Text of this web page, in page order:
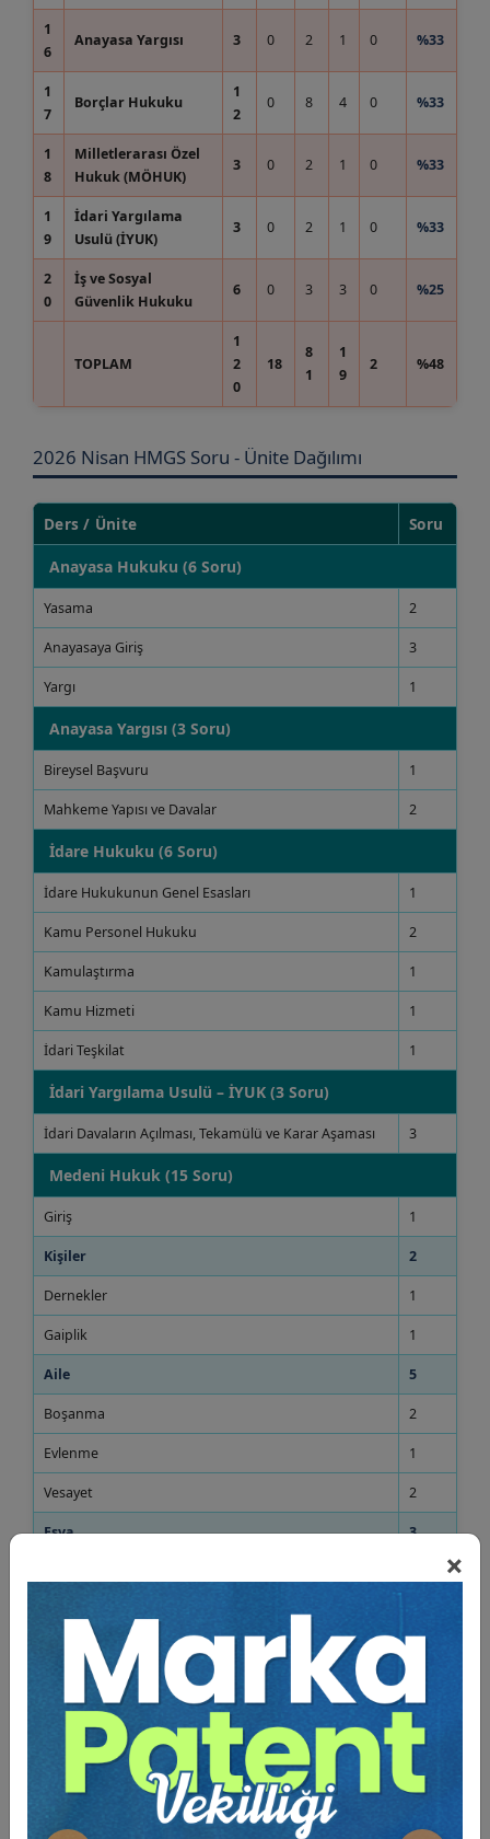
×
1
6
Anayasa Yargısı 3 0 2 1 0 %33
1
7
Borçlar Hukuku
1
2
0 8 4 0 %33
1
8
Milletlerarası Özel
Hukuk (MÖHUK)
3 0 2 1 0 %33
1
9
İdari Yargılama
Usulü (İYUK)
3 0 2 1 0 %33
2
0
İş ve Sosyal
Güvenlik Hukuku
6 0 3 3 0 %25
TOPLAM
1
2
0
18
8
1
1
9
2 %48
2026 Nisan HMGS Soru - Ünite Dağılımı
Ders / Ünite Soru
Anayasa Hukuku (6 Soru)
Yasama 2
Anayasaya Giriş 3
Yargı 1
Anayasa Yargısı (3 Soru)
Bireysel Başvuru 1
Mahkeme Yapısı ve Davalar 2
İdare Hukuku (6 Soru)
İdare Hukukunun Genel Esasları 1
Kamu Personel Hukuku 2
Kamulaştırma 1
Kamu Hizmeti 1
İdari Teşkilat 1
İdari Yargılama Usulü – İYUK (3 Soru)
İdari Davaların Açılması, Tekamülü ve Karar Aşaması 3
Medeni Hukuk (15 Soru)
Giriş 1
Kişiler 2
Dernekler 1
Gaiplik 1
Aile 5
Boşanma 2
Evlenme 1
Vesayet 2
Eşya 3
Taşınmaz Mülkiyeti
Mirasçılık 1
Ölüme Bağlı Tasarruflar 3
Borçlar Hukuku (12 Soru)